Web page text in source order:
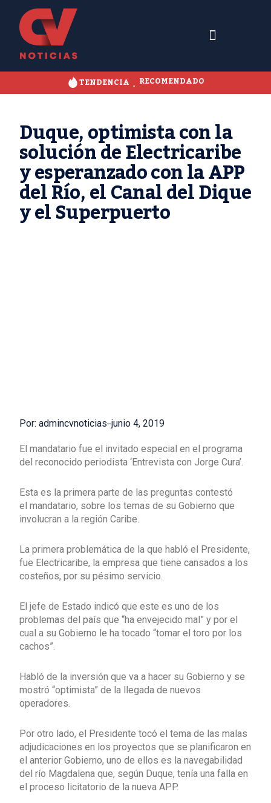
TENDENCIA RECOMENDADO
Duque, optimista con la
solución de Electricaribe
y esperanzado con la APP
del Río, el Canal del Dique
y el Superpuerto
Por: admincvnoticias junio 4, 2019
El mandatario fue el invitado especial en el programa
del reconocido periodista ‘Entrevista con Jorge Cura’.
Esta es la primera parte de las preguntas contestó
el mandatario, sobre los temas de su Gobierno que
involucran a la región Caribe.
La primera problemática de la que habló el Presidente,
fue Electricaribe, la empresa que tiene cansados a los
costeños, por su pésimo servicio.
El jefe de Estado indicó que este es uno de los
problemas del país que “ha envejecido mal” y por el
cual a su Gobierno le ha tocado “tomar el toro por los
cachos”.
Habló de la inversión que va a hacer su Gobierno y se
mostró “optimista” de la llegada de nuevos
operadores.
Por otro lado, el Presidente tocó el tema de las malas
adjudicaciones en los proyectos que se planificaron en
el anterior Gobierno, uno de ellos es la navegabilidad
del río Magdalena que, según Duque, tenía una falla en
el proceso licitatorio de la nueva APP.